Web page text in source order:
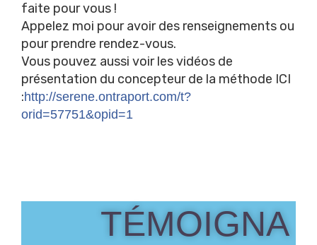
faite pour vous !
Appelez moi pour avoir des renseignements ou
pour prendre rendez-vous.
Vous pouvez aussi voir les vidéos de
présentation du concepteur de la méthode ICI
:http://serene.ontraport.com/t?
orid=57751&opid=1
TÉMOIGNA